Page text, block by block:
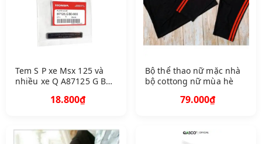
Tem S P xe Msx 125 và
nhiều xe Q A87125 G B
18.800₫
Bộ thể thao nữ mặc nhà
bộ cottong nữ mùa hè
79.000₫